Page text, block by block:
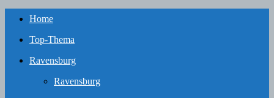
Home
Top-Thema
Ravensburg
Ravensburg